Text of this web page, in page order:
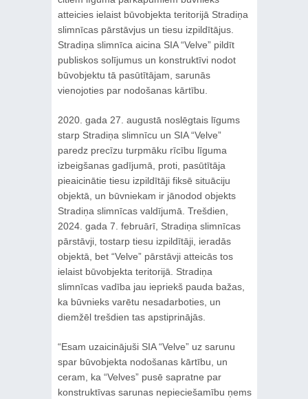
atteicies ielaist būvobjekta teritorijā Stradiņa
slimnīcas pārstāvjus un tiesu izpildītājus.
Stradiņa slimnīca aicina SIA “Velve” pildīt
publiskos solījumus un konstruktīvi nodot
būvobjektu tā pasūtītājam, sarunās
vienojoties par nodošanas kārtību.
2020. gada 27. augustā noslēgtais līgums
starp Stradiņa slimnīcu un SIA “Velve”
paredz precīzu turpmāku rīcību līguma
izbeigšanas gadījumā, proti, pasūtītāja
pieaicinātie tiesu izpildītāji fiksē situāciju
objektā, un būvniekam ir jānodod objekts
Stradiņa slimnīcas valdījumā. Trešdien,
2024. gada 7. februārī, Stradiņa slimnīcas
pārstāvji, tostarp tiesu izpildītāji, ieradās
objektā, bet “Velve” pārstāvji atteicās tos
ielaist būvobjekta teritorijā. Stradiņa
slimnīcas vadība jau iepriekš pauda bažas,
ka būvnieks varētu nesadarboties, un
diemžēl trešdien tas apstiprinājās.
“Esam uzaicinājuši SIA “Velve” uz sarunu
spar būvobjekta nodošanas kārtību, un
ceram, ka “Velves” pusē sapratne par
konstruktīvas sarunas nepieciešamību ņems